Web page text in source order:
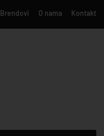
Brendovi O nama Kontakt